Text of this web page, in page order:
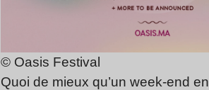
© Oasis Festival
Quoi de mieux qu’un week-end